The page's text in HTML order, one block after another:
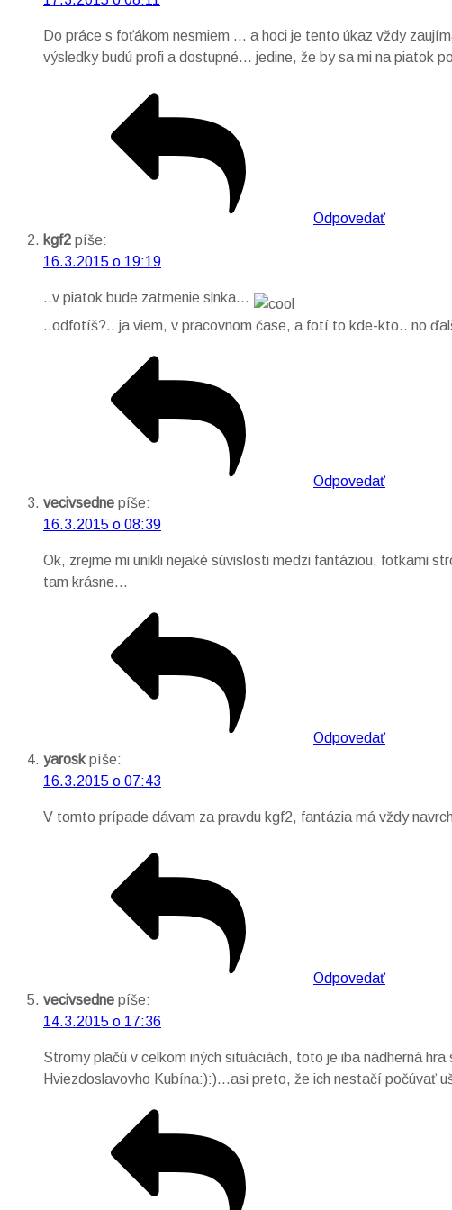
Do práce s foťákom nesmiem … a hoci je tento úkaz vždy
výsledky budú profi a dostupné… jedine, že by sa mi na piatok
Odpovedať
kgf2 píše:
16.3.2015 o 19:19
..v piatok bude zatmenie slnka…
..odfotíš?.. ja viem, v pracovnom čase, a fotí to kde-kto.. no
Odpovedať
vecivsedne píše:
16.3.2015 o 08:39
Ok, zrejme mi unikli nejaké súvislosti medzi fantáziou, fotkami
tam krásne…
Odpovedať
yarosk píše:
16.3.2015 o 07:43
V tomto prípade dávam za pravdu kgf2, fantázia má vždy
Odpovedať
vecivsedne píše:
14.3.2015 o 17:36
Stromy plačú v celkom iných situáciách, toto je iba nádherná
Hviezdoslavovho Kubína:):)…asi preto, že ich nestačí počúvať